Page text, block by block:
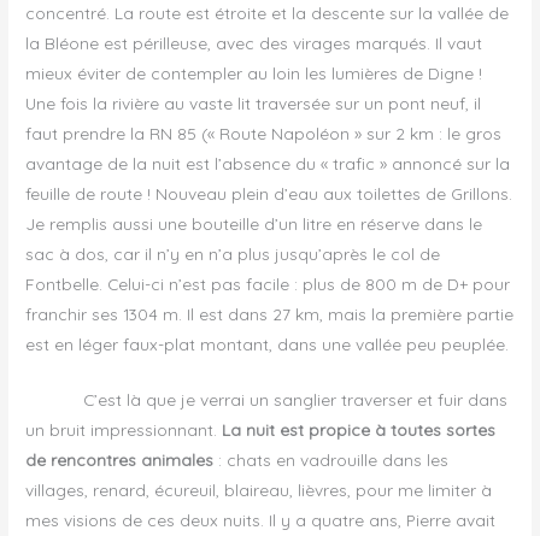
concentré. La route est étroite et la descente sur la vallée de
la Bléone est périlleuse, avec des virages marqués. Il vaut
mieux éviter de contempler au loin les lumières de Digne !
Une fois la rivière au vaste lit traversée sur un pont neuf, il
faut prendre la RN 85 (« Route Napoléon » sur 2 km : le gros
avantage de la nuit est l’absence du « trafic » annoncé sur la
feuille de route ! Nouveau plein d’eau aux toilettes de Grillons.
Je remplis aussi une bouteille d’un litre en réserve dans le
sac à dos, car il n’y en n’a plus jusqu’après le col de
Fontbelle. Celui-ci n’est pas facile : plus de 800 m de D+ pour
franchir ses 1304 m. Il est dans 27 km, mais la première partie
est en léger faux-plat montant, dans une vallée peu peuplée.
C’est là que je verrai un sanglier traverser et fuir dans
un bruit impressionnant. La nuit est propice à toutes sortes
de rencontres animales : chats en vadrouille dans les
villages, renard, écureuil, blaireau, lièvres, pour me limiter à
mes visions de ces deux nuits. Il y a quatre ans, Pierre avait